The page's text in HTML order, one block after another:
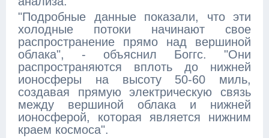
"Подробные данные показали, что эти
холодные потоки начинают свое
распространение прямо над вершиной
облака", - объяснил Боггс. "Они
распространяются вплоть до нижней
ионосферы на высоту 50-60 миль,
создавая прямую электрическую связь
между вершиной облака и нижней
ионосферой, которая является нижним
краем космоса".